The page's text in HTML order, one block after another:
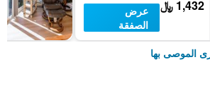
1,432 ﷼
عرض
الصفقة
الموصى بها